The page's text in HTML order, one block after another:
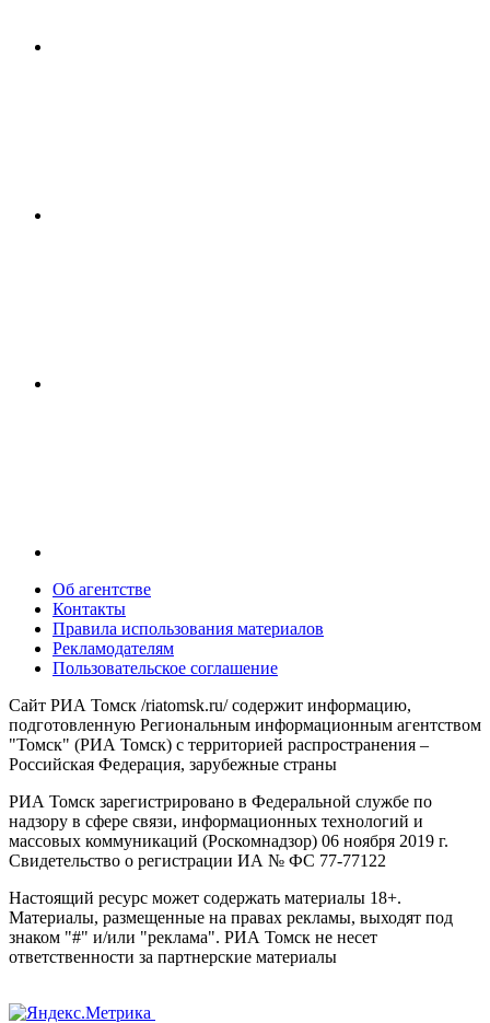
Об агентстве
Контакты
Правила использования материалов
Рекламодателям
Пользовательское соглашение
Сайт РИА Томск /riatomsk.ru/ содержит информацию,
подготовленную Региональным информационным агентством
"Томск" (РИА Томск) с территорией распространения –
Российская Федерация, зарубежные страны
РИА Томск зарегистрировано в Федеральной службе по
надзору в сфере связи, информационных технологий и
массовых коммуникаций (Роскомнадзор) 06 ноября 2019 г.
Свидетельство о регистрации ИА № ФС 77-77122
Настоящий ресурс может содержать материалы 18+.
Материалы, размещенные на правах рекламы, выходят под
знаком "#" и/или "реклама". РИА Томск не несет
ответственности за партнерские материалы